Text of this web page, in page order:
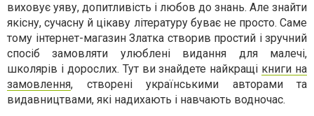
виховує уяву, допитливість і любов до знань. Але знайти
якісну, сучасну й цікаву літературу буває не просто. Саме
тому інтернет-магазин Златка створив простий і зручний
спосіб замовляти улюблені видання для малечі,
школярів і дорослих. Тут ви знайдете найкращі книги на
замовлення, створені українськими авторами та
видавництвами, які надихають і навчають водночас.